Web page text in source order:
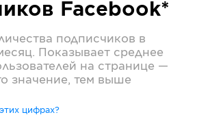
Facebook*
подписчиков в
Показывает среднее
на странице —
значение, тем выше
цифрах?